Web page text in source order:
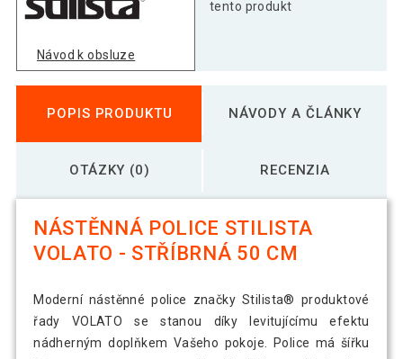
Stilista nástenná polica Volato, 80 cm,
strieborná
Návod k obsluze
tento produkt
POPIS PRODUKTU NÁVODY A ČLÁNKY
OTÁZKY (0) RECENZIA
NÁSTĚNNÁ POLICE STILISTA
VOLATO - STŘÍBRNÁ 50 CM
Moderní nástěnné police značky Stilista® produktové
řady VOLATO se stanou díky levitujícímu efektu
nádherným doplňkem Vašeho pokoje. Police má šířku